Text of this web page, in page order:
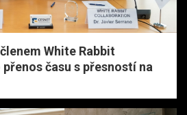
White Rabbit
času s přesností na